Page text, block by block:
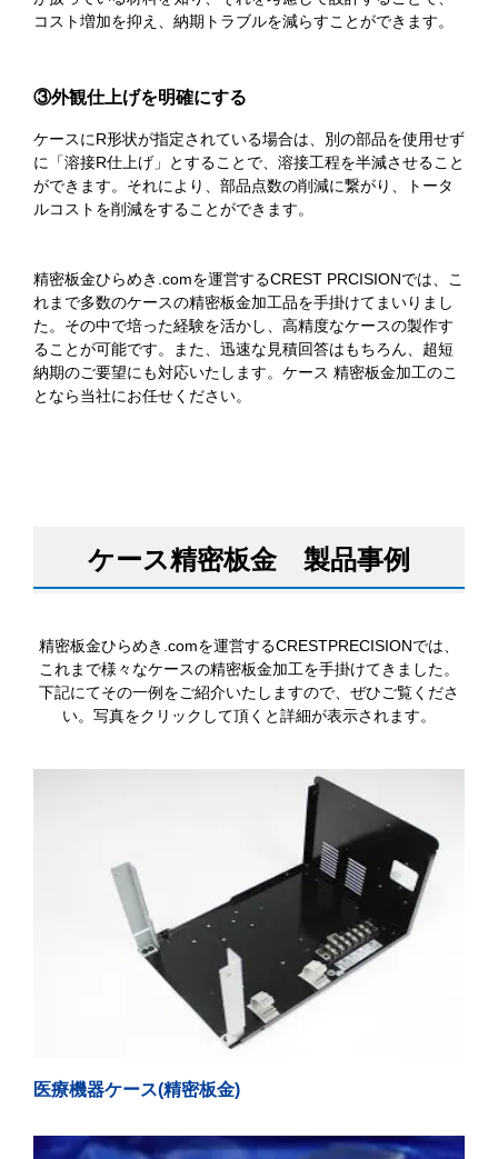
コスト増加を抑え、納期トラブルを減らすことができます。
③外観仕上げを明確にする
ケースにR形状が指定されている場合は、別の部品を使用せず
に「溶接R仕上げ」とすることで、溶接工程を半減させること
ができます。それにより、部品点数の削減に繋がり、トータ
ルコストを削減をすることができます。
精密板金ひらめき.comを運営するCREST PRCISIONでは、こ
れまで多数のケースの精密板金加工品を手掛けてまいりまし
た。その中で培った経験を活かし、高精度なケースの製作す
ることが可能です。また、迅速な見積回答はもちろん、超短
納期のご要望にも対応いたします。ケース 精密板金加工のこ
となら当社にお任せください。
ケース精密板金 製品事例
精密板金ひらめき.comを運営するCRESTPRECISIONでは、
これまで様々なケースの精密板金加工を手掛けてきました。
下記にてその一例をご紹介いたしますので、ぜひご覧くださ
い。写真をクリックして頂くと詳細が表示されます。
医療機器ケース(精密板金)